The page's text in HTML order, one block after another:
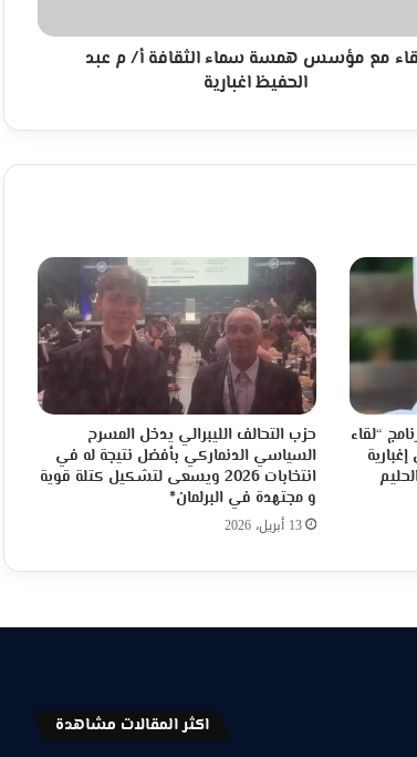
مع مؤسس همسة سماء الثقافة أ/ م عبد
الحفيظ اغبارية
“لقاء
حزب التحالف الليبرالي يدخل المسرح
السياسي الدنماركي بأفضل نتيجة له في
انتخابات 2026 ويسعى لتشكيل كتلة قوية
و مجتهدة في البرلمان*
13 أبريل، 2026
اكثر المقالات مشاهدة